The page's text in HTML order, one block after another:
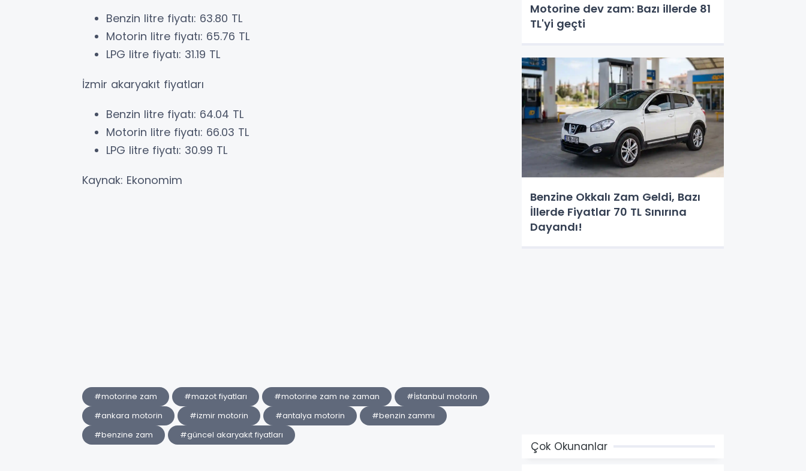
Benzin litre fiyatı: 63.80 TL
Motorin litre fiyatı: 65.76 TL
LPG litre fiyatı: 31.19 TL
İzmir akaryakıt fiyatları
Benzin litre fiyatı: 64.04 TL
Motorin litre fiyatı: 66.03 TL
LPG litre fiyatı: 30.99 TL
Kaynak: Ekonomim
#motorine zam #mazot fiyatları #motorine zam ne zaman
#İstanbul motorin
#ankara motorin
#izmir motorin #antalya motorin
#benzin zammı
#benzine zam
#güncel akaryakıt fiyatları
Motorine dev zam: Bazı illerde 81
TL'yi geçti
Benzine Okkalı Zam Geldi, Bazı
İllerde Fiyatlar 70 TL Sınırına
Dayandı!
Çok Okunanlar